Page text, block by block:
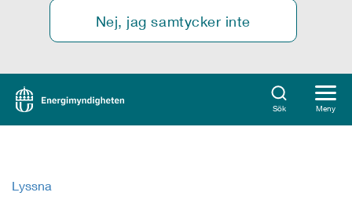
Nej, jag samtycker inte
Sök Meny
Lyssna